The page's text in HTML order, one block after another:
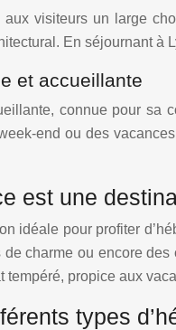
visiteurs un large
En séjournant à
et accueillante
connue pour sa
end ou des
est une
idéale pour profiter
de charme ou encore
tempéré, propice aux
types